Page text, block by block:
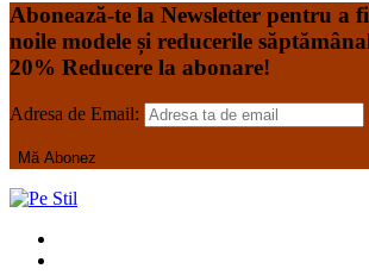
Abonează-te la Newsletter pentru a
noile modele și reducerile
20% Reducere la abonare!
Adresa de Email: